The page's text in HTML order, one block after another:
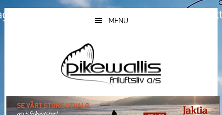
Hopp
til
Hopp
til
Hopp
til
MENU